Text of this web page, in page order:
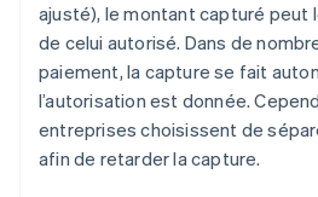
ajusté), le montant capturé
de celui autorisé. Dans de
paiement, la capture se fait
l’autorisation est donnée.
entreprises choisissent de
afin de retarder la capture.